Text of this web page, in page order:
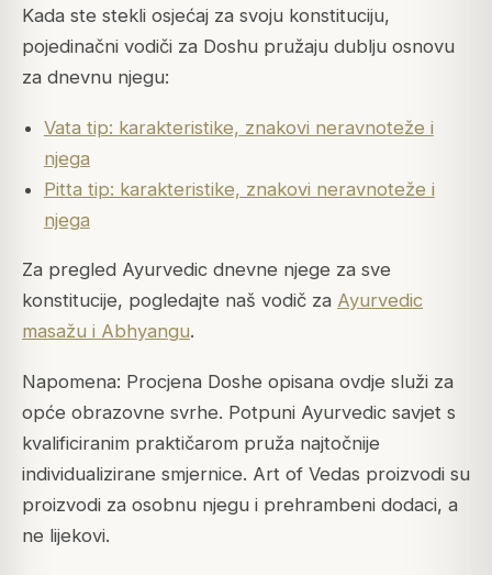
Kada ste stekli osjećaj za svoju konstituciju,
pojedinačni vodiči za Doshu pružaju dublju osnovu
za dnevnu njegu:
Vata tip: karakteristike, znakovi neravnoteže i
njega
Pitta tip: karakteristike, znakovi neravnoteže i
njega
Za pregled Ayurvedic dnevne njege za sve
konstitucije, pogledajte naš vodič za Ayurvedic
masažu i Abhyangu.
Napomena: Procjena Doshe opisana ovdje služi za
opće obrazovne svrhe. Potpuni Ayurvedic savjet s
kvalificiranim praktičarom pruža najtočnije
individualizirane smjernice. Art of Vedas proizvodi su
proizvodi za osobnu njegu i prehrambeni dodaci, a
ne lijekovi.